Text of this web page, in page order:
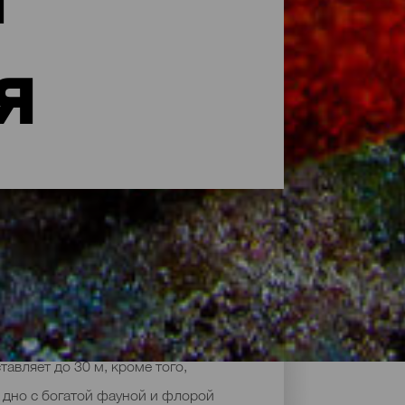
дайвинга по всему побережью.
до 30 м, кроме того,
с богатой фауной и флорой